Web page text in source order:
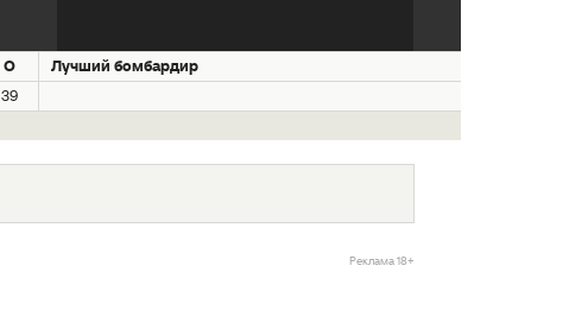
О
Лучший бомбардир
39
Реклама 18+